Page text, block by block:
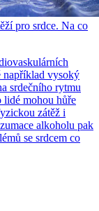
pro srdce. Na co
například vysoký
srdečního rytmu
lidé mohou hůře
zátěž i
alkoholu pak
se srdcem co